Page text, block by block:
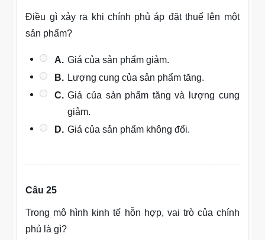
Điều gì xảy ra khi chính phủ áp đặt thuế lên một
sản phẩm?
A. Giá của sản phẩm giảm.
B. Lượng cung của sản phẩm tăng.
C. Giá của sản phẩm tăng và lượng cung
giảm.
D. Giá của sản phẩm không đổi.
Câu 25
Trong mô hình kinh tế hỗn hợp, vai trò của chính
phủ là gì?